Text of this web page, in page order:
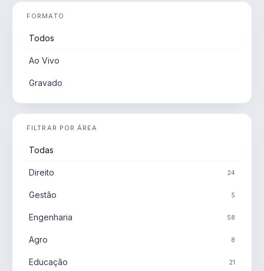
FORMATO
Todos
Ao Vivo
Gravado
FILTRAR POR ÁREA
Todas
Direito 24
Gestão 5
Engenharia 58
Agro 8
Educação 21